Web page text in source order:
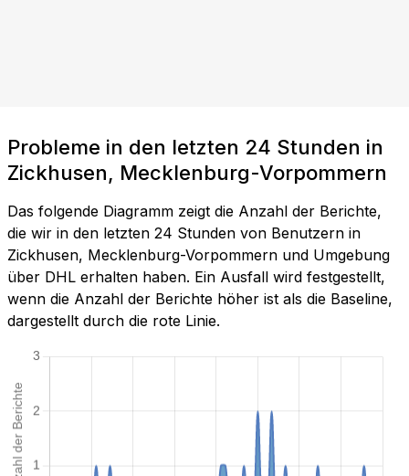
Probleme in den letzten 24 Stunden in
Zickhusen, Mecklenburg-Vorpommern
Das folgende Diagramm zeigt die Anzahl der Berichte,
die wir in den letzten 24 Stunden von Benutzern in
Zickhusen, Mecklenburg-Vorpommern und Umgebung
über DHL erhalten haben. Ein Ausfall wird festgestellt,
wenn die Anzahl der Berichte höher ist als die Baseline,
dargestellt durch die rote Linie.